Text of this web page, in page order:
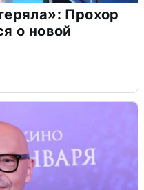
Прохор
о новой